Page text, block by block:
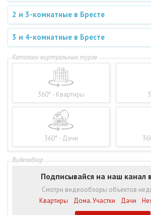
2 и 3-комнатные в Бресте
3 и 4-комнатные в Бресте
360° - Квартиры
360° - Дачи
Подписывайся на наш канал
Смотри видеообзоры объектов
Квартиры
Дома. Участки Дачи